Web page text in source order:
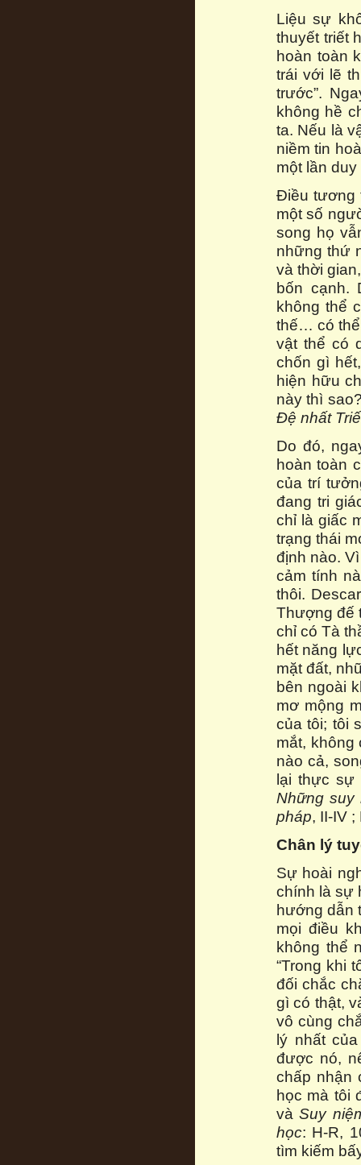
Liệu sự
thuyết triết
hoàn toàn
trái với lẽ
trước”.
không hề
ta. Nếu là
niềm tin
một lần duy
Điều tương
một số
song họ
những thứ
và thời
bốn cạnh.
không thể
thế… có thể
vật thể có
chốn gì
hiện hữu
này thì
Đệ nhất
Do đó,
hoàn toàn
của trí
đang tri
chỉ là giấc
trạng thái
định nào.
cảm tính
thôi.
Thượng đế
chỉ có Tà
hết năng
mặt đất,
bên ngoài
mơ mộng
của tôi; tôi
mắt, không
nào cả,
lại thực sự
Những
pháp, II-IV ;
Chân lý
Sự hoài
chính là sự
hướng dẫn
mọi điều
không thể
“Trong khi
đối chắc
gì có thật,
vô cùng
lý nhất
được nó,
chấp nhận
học mà tôi
vàSuy
học: H-R,
tìm kiếm